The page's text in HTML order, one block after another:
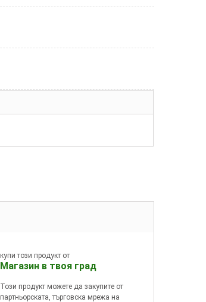
купи този продукт от
Магазин в твоя град
Този продукт можете да закупите от
партньорската, търговска мрежа на